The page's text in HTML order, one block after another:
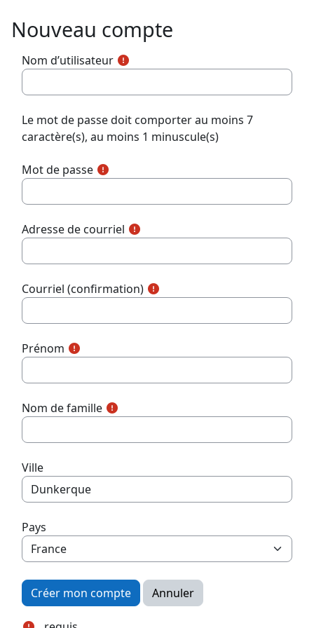
Nouveau compte
Nom d’utilisateur
Le mot de passe doit comporter au moins 7
caractère(s), au moins 1 minuscule(s)
Mot de passe
Adresse de courriel
Courriel (confirmation)
Prénom
Nom de famille
Ville
Pays